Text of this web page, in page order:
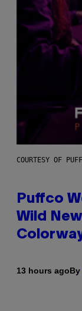
COURTESY OF
Puffco
Wild
13 hours agoBy